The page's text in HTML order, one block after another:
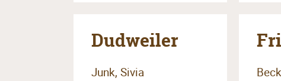
Dudweiler
Junk, Sivia